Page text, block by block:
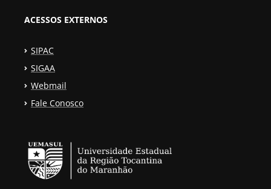
ACESSOS EXTERNOS
SIPAC
SIGAA
Webmail
Fale Conosco